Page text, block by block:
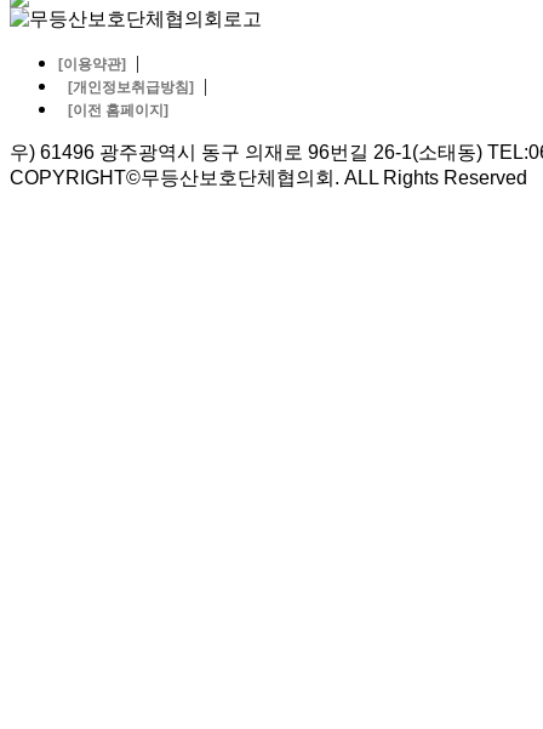
[이용약관] |
[개인정보취급방침] |
[이전 홈페이지]
우) 61496 광주광역시 동구 의재로 96번길 26-1(소태동)
COPYRIGHT©무등산보호단체협의회. ALL Rights Reserved